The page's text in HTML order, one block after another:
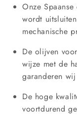
Onze
wordt
mechanische
De olijven
wijze met de
garanderen
De hoge
voortdurend